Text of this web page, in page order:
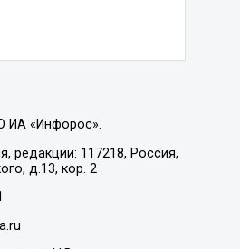
ИА «Инфорос».
редакции: 117218, Россия,
д.13, кор. 2